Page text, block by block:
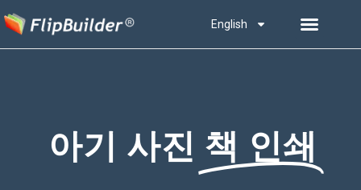
English
아기 사진 책 인쇄